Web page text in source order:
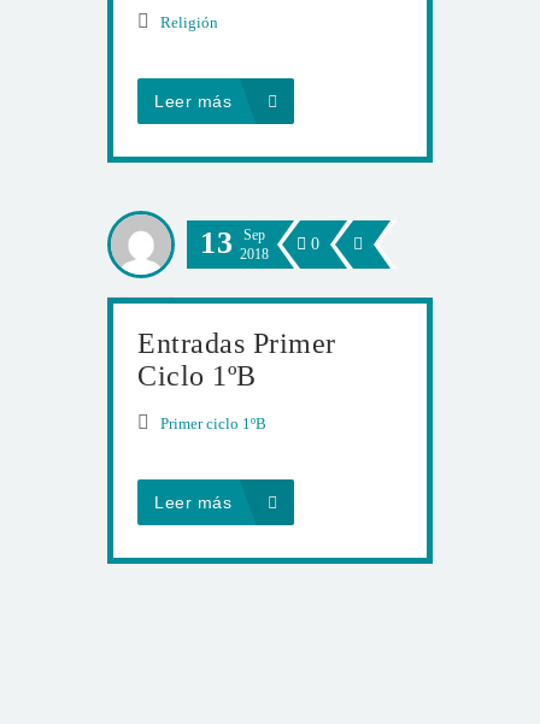
Religión
Leer más
13
Sep
2018
0
Entradas Primer
Ciclo 1ºB
Primer ciclo 1ºB
Leer más